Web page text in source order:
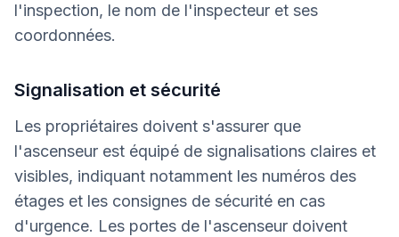
l'inspection, le nom de l'inspecteur et ses
coordonnées.
Signalisation et sécurité
Les propriétaires doivent s'assurer que
l'ascenseur est équipé de signalisations claires et
visibles, indiquant notamment les numéros des
étages et les consignes de sécurité en cas
d'urgence. Les portes de l'ascenseur doivent